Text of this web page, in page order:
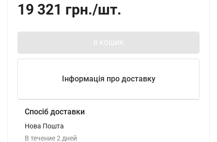
19 321 грн./шт.
В КОШИК
Інформація про доставку
Спосіб доставки
Нова Пошта
В течение2 дней